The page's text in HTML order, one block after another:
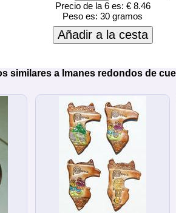
Precio de la 6 es: € 8.46
Peso es: 30 gramos
Añadir a la cesta
similares a Imanes redondos de